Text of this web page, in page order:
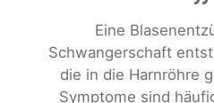
Eine
Schwangerschaft
die in die Harnröhre
Symptome sind